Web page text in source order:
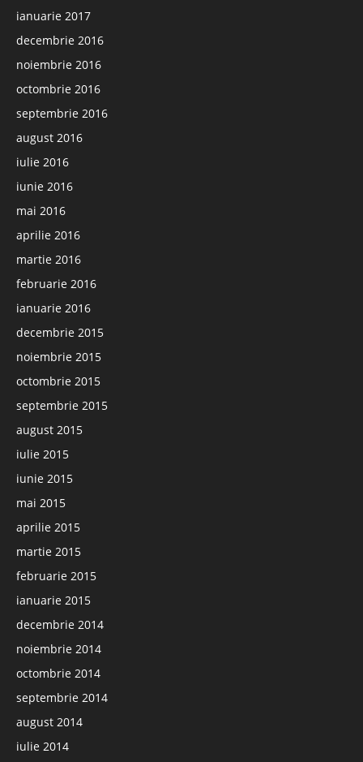
ianuarie 2017
decembrie 2016
noiembrie 2016
octombrie 2016
septembrie 2016
august 2016
iulie 2016
iunie 2016
mai 2016
aprilie 2016
martie 2016
februarie 2016
ianuarie 2016
decembrie 2015
noiembrie 2015
octombrie 2015
septembrie 2015
august 2015
iulie 2015
iunie 2015
mai 2015
aprilie 2015
martie 2015
februarie 2015
ianuarie 2015
decembrie 2014
noiembrie 2014
octombrie 2014
septembrie 2014
august 2014
iulie 2014